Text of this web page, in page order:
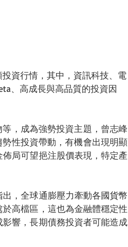
資行情，其中，資訊科技、電
、高成長與高品質的投資因
，成為強勢投資主題，曾志峰
性投資帶動，有機會出現明顯
局可望挹注股價表現，特定產
，全球通膨壓力牽動各國貨幣
高檔區，這也為金融體穩定性
響，長期債務投資者可能造成